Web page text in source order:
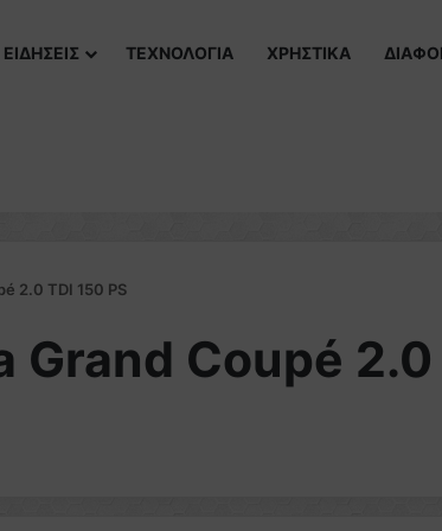
ΕΙΔΗΣΕΙΣ ΤΕΧΝΟΛΟΓΙΑ ΧΡΗΣΤΙΚΑ
2.0 TDI 150 PS
Grand Coupé 2.0